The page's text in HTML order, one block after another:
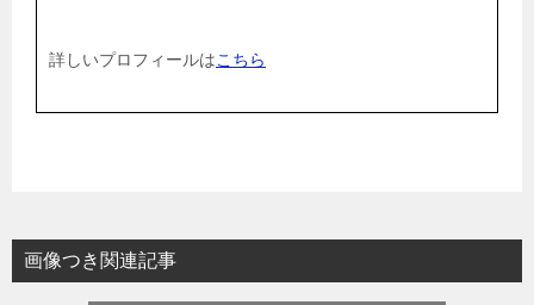
詳しいプロフィールはこちら
画像つき関連記事